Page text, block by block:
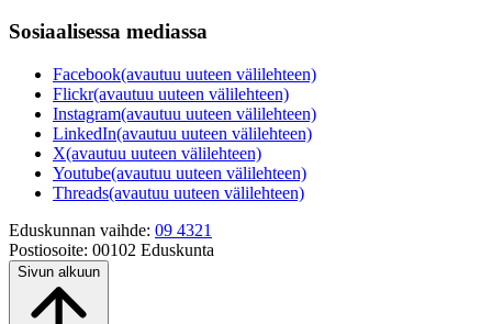
Sosiaalisessa mediassa
Facebook(avautuu uuteen välilehteen)
Flickr(avautuu uuteen välilehteen)
Instagram(avautuu uuteen välilehteen)
LinkedIn(avautuu uuteen välilehteen)
X(avautuu uuteen välilehteen)
Youtube(avautuu uuteen välilehteen)
Threads(avautuu uuteen välilehteen)
Eduskunnan vaihde: 09 4321
Postiosoite: 00102 Eduskunta
Sivun alkuun